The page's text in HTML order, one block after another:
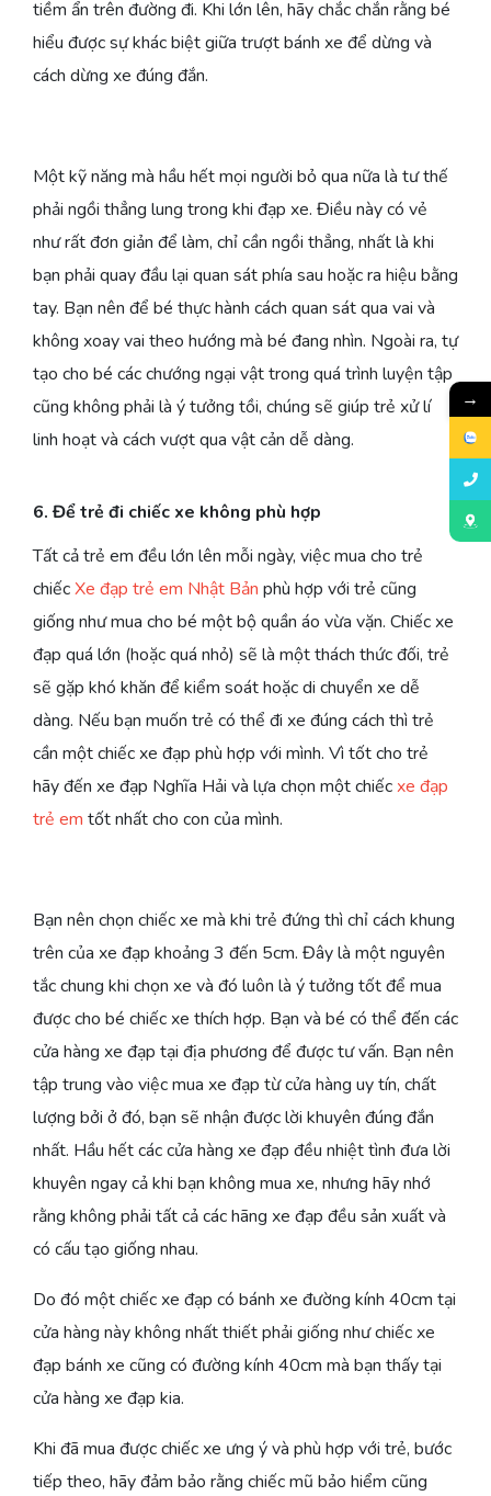
tiềm ẩn trên đường đi. Khi lớn lên, hãy chắc chắn rằng bé
hiểu được sự khác biệt giữa trượt bánh xe để dừng và
cách dừng xe đúng đắn.
Một kỹ năng mà hầu hết mọi người bỏ qua nữa là tư thế
phải ngồi thẳng lung trong khi đạp xe. Điều này có vẻ
như rất đơn giản để làm, chỉ cần ngồi thẳng, nhất là khi
bạn phải quay đầu lại quan sát phía sau hoặc ra hiệu bằng
tay. Bạn nên để bé thực hành cách quan sát qua vai và
không xoay vai theo hướng mà bé đang nhìn. Ngoài ra, tự
tạo cho bé các chướng ngại vật trong quá trình luyện tập
cũng không phải là ý tưởng tồi, chúng sẽ giúp trẻ xử lí
linh hoạt và cách vượt qua vật cản dễ dàng.
6. Để trẻ đi chiếc xe không phù hợp
Tất cả trẻ em đều lớn lên mỗi ngày, việc mua cho trẻ
chiếcXe đạp trẻ em Nhật Bản phù hợp với trẻ cũng
giống như mua cho bé một bộ quần áo vừa vặn. Chiếc xe
đạp quá lớn (hoặc quá nhỏ) sẽ là một thách thức đối, trẻ
sẽ gặp khó khăn để kiểm soát hoặc di chuyển xe dễ
dàng. Nếu bạn muốn trẻ có thể đi xe đúng cách thì trẻ
cần một chiếc xe đạp phù hợp với mình. Vì tốt cho trẻ
hãy đến xe đạp Nghĩa Hải và lựa chọn một chiếcxe đạp
trẻ em tốt nhất cho con của mình.
Bạn nên chọn chiếc xe mà khi trẻ đứng thì chỉ cách khung
trên của xe đạp khoảng 3 đến 5cm. Đây là một nguyên
tắc chung khi chọn xe và đó luôn là ý tưởng tốt để mua
được cho bé chiếc xe thích hợp. Bạn và bé có thể đến các
cửa hàng xe đạp tại địa phương để được tư vấn. Bạn nên
tập trung vào việc mua xe đạp từ cửa hàng uy tín, chất
lượng bởi ở đó, bạn sẽ nhận được lời khuyên đúng đắn
nhất. Hầu hết các cửa hàng xe đạp đều nhiệt tình đưa lời
khuyên ngay cả khi bạn không mua xe, nhưng hãy nhớ
rằng không phải tất cả các hãng xe đạp đều sản xuất và
có cấu tạo giống nhau.
Do đó một chiếc xe đạp có bánh xe đường kính 40cm tại
cửa hàng này không nhất thiết phải giống như chiếc xe
đạp bánh xe cũng có đường kính 40cm mà bạn thấy tại
cửa hàng xe đạp kia.
Khi đã mua được chiếc xe ưng ý và phù hợp với trẻ, bước
tiếp theo, hãy đảm bảo rằng chiếc mũ bảo hiểm cũng
→